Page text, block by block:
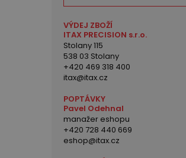
VÝDEJ ZBOŽÍ
ITAX PRECISION s.r.o.
Stolany 115
538 03 Stolany
+420 469 318 400
itax@itax.cz
POPTÁVKY
Pavel Odehnal
manažer eshopu
+420 728 440 669
eshop@itax.cz